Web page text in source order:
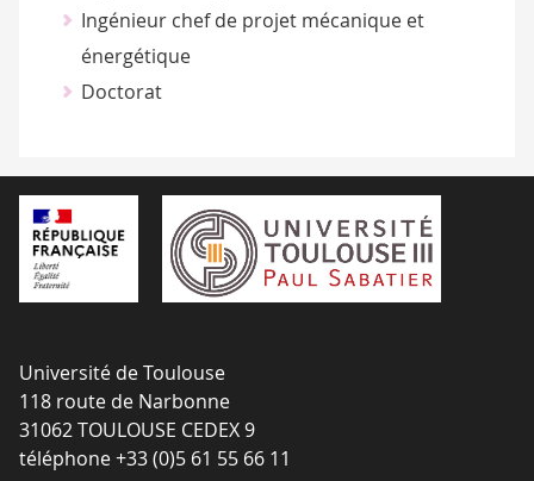
Ingénieur chef de projet mécanique et
énergétique
Doctorat
Université de Toulouse
118 route de Narbonne
31062 TOULOUSE CEDEX 9
téléphone +33 (0)5 61 55 66 11